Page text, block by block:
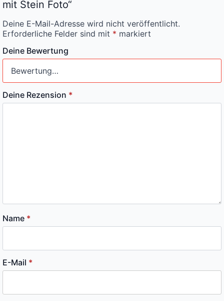
mit Stein Foto“
Deine E-Mail-Adresse wird nicht veröffentlicht.
Erforderliche Felder sind mit * markiert
Deine Bewertung
Deine Rezension *
Name *
E-Mail *